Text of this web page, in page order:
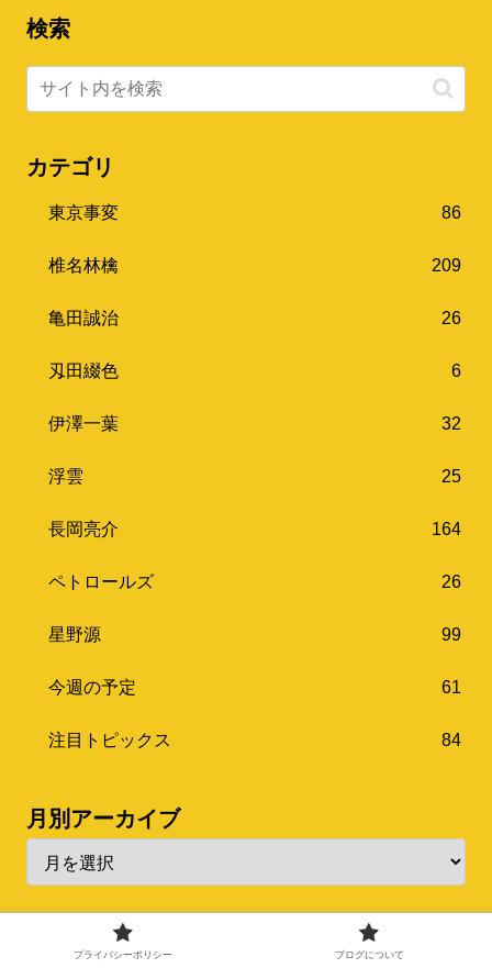
検索
カテゴリ
東京事変 86
椎名林檎 209
亀田誠治 26
刄田綴色 6
伊澤一葉 32
浮雲 25
長岡亮介 164
ペトロールズ 26
星野源 99
今週の予定 61
注目トピックス 84
月別アーカイブ
プライバシーポリシー ブログについて